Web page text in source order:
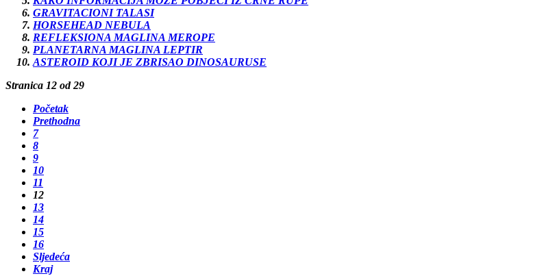
GRAVITACIONI TALASI
HORSEHEAD NEBULA
REFLEKSIONA MAGLINA MEROPE
PLANETARNA MAGLINA LEPTIR
ASTEROID KOJI JE ZBRISAO DINOSAURUSE
Stranica 12 od 29
Početak
Prethodna
7
8
9
10
11
12
13
14
15
16
Sljedeća
Kraj